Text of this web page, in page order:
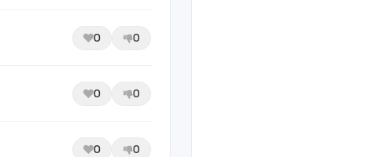
0 0
0 0
0 0